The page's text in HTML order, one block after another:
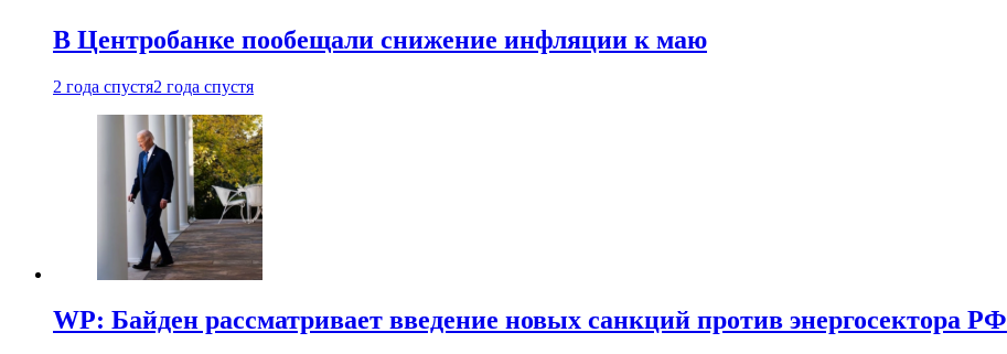
В Центробанке пообещали снижение инфляции к маю
2 года спустя2 года спустя
WP: Байден рассматривает введение новых санкций против энергосектора РФ